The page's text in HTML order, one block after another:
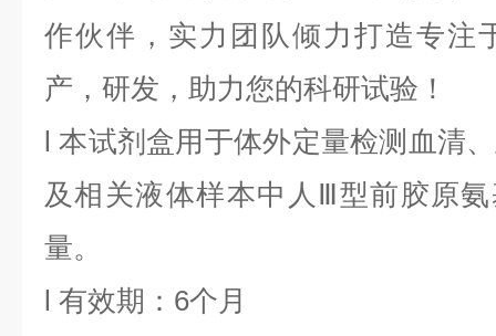
作伙伴，实力团队倾力打造专注
产，研发，助力您的科研试验！
l本试剂盒用于体外定量检测血清
及相关液体样本中 人Ⅲ型前胶原
量。
l 有效期：6个月